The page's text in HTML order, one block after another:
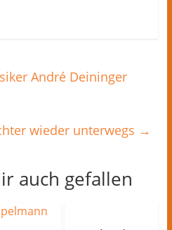
André Deininger
wieder unterwegs →
auch gefallen